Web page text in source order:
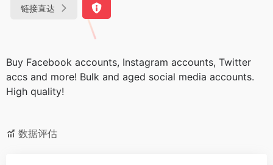
链接直达
Buy Facebook accounts, Instagram accounts, Twitter
accs and more! Bulk and aged social media accounts.
High quality!
数据评估